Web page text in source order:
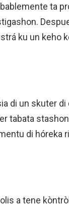
ta
ku un keho
di un skuter
tabata
di hóreka
a tene